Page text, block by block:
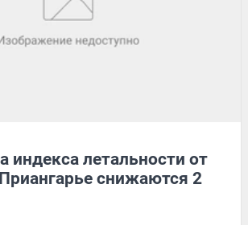
индекса летальности от
снижаются 2